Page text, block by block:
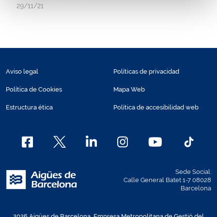
29/11/21
Aviso legal
Política de Cookies
Estructura ética
Políticas de privacidad
Mapa Web
Política de accesibilidad web
Sede Social:
Calle General Batet 1-7 08028
Barcelona